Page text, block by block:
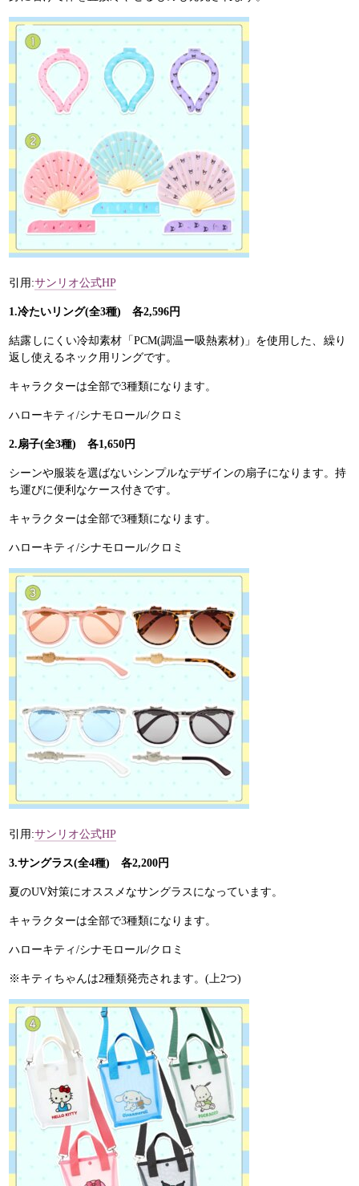
引用:サンリオ公式HP
1.冷たいリング(全3種) 各2,596円
結露しにくい冷却素材「PCM(調温ー吸熱素材)」を使用した、繰り
返し使えるネック用リングです。
キャラクターは全部で3種類になります。
ハローキティ/シナモロール/クロミ
2.扇子(全3種) 各1,650円
シーンや服装を選ばないシンプルなデザインの扇子になります。持
ち運びに便利なケース付きです。
キャラクターは全部で3種類になります。
ハローキティ/シナモロール/クロミ
引用:サンリオ公式HP
3.サングラス(全4種) 各2,200円
夏のUV対策にオススメなサングラスになっています。
キャラクターは全部で3種類になります。
ハローキティ/シナモロール/クロミ
※キティちゃんは2種類発売されます。(上2つ)